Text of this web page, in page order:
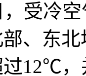
冷空
、东
12℃，